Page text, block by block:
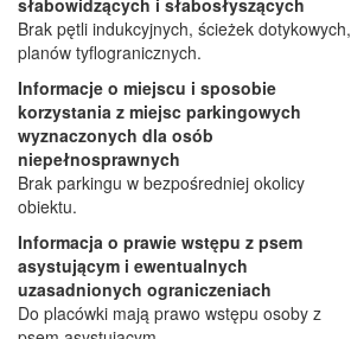
Brak pętli indukcyjnych, ścieżek dotykowych,
planów tyflogranicznych.
Informacje o miejscu i sposobie
korzystania z miejsc parkingowych
wyznaczonych dla osób
niepełnosprawnych
Brak parkingu w bezpośredniej okolicy
obiektu.
Informacja o prawie wstępu z psem
asystującym i ewentualnych
uzasadnionych ograniczeniach
Do placówki mają prawo wstępu osoby z